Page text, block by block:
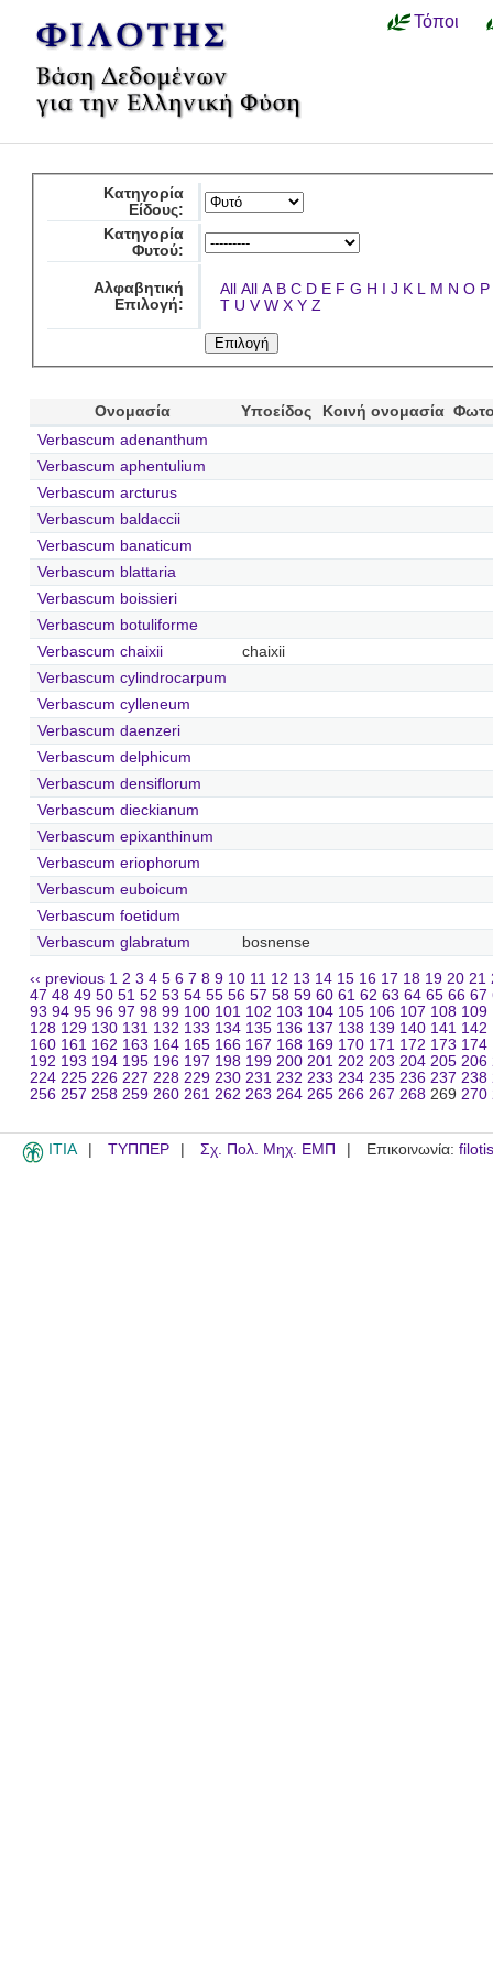
Τόποι
Κατηγορία
Είδους:
Κατηγορία
Φυτού:
Αλφαβητική
Επιλογή:
All All A B C D E F G H I J K L M N O P
T U V W X Y Z
Ονομασία Υποείδος Κοινή ονομασία
Verbascum adenanthum
Verbascum aphentulium
Verbascum arcturus
Verbascum baldaccii
Verbascum banaticum
Verbascum blattaria
Verbascum boissieri
Verbascum botuliforme
Verbascum chaixii
chaixii
Verbascum cylindrocarpum
Verbascum cylleneum
Verbascum daenzeri
Verbascum delphicum
Verbascum densiflorum
Verbascum dieckianum
Verbascum epixanthinum
Verbascum eriophorum
Verbascum euboicum
Verbascum foetidum
Verbascum glabratum
bosnense
‹‹ previous 1 2 3 4 5 6 7 8 9 10 11 12 13 14 15 16 17 18 19 20 21
47 48 49 50 51 52 53 54 55 56 57 58 59 60 61 62 63 64 65 66 67
93 94 95 96 97 98 99 100 101 102 103 104 105 106 107 108 109
128 129 130 131 132 133 134 135 136 137 138 139 140 141 142
160 161 162 163 164 165 166 167 168 169 170 171 172 173 174
192 193 194 195 196 197 198 199 200 201 202 203 204 205 206
224 225 226 227 228 229 230 231 232 233 234 235 236 237 238
256 257 258 259 260 261 262 263 264 265 266 267 268 269 270
ITIA ΤΥΠΠΕΡ Σχ. Πολ. Μηχ. ΕΜΠ Επικοινωνία: